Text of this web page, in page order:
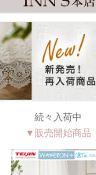
続々入荷中
▼販売開始商品